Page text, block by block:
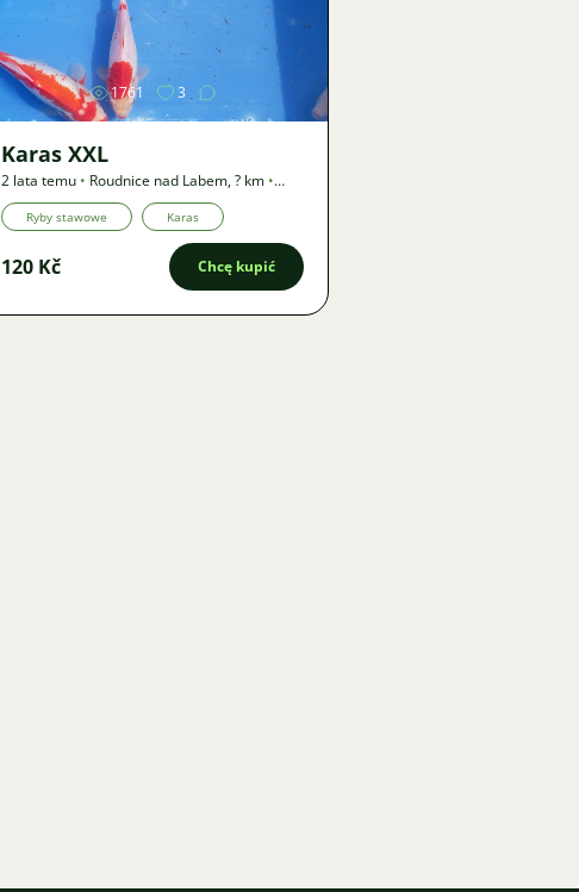
Zdjęcie
1761 3
Karas XXL
2 lata temu • Roudnice nad Labem,? km •
Oferta
Ryby stawowe Karas
120 Kč Chcę kupić